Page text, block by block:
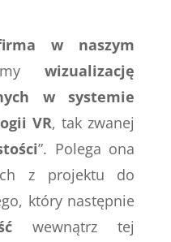
w naszym
wizualizację
w systemie
VR, tak zwanej
”. Polega ona
z projektu do
który następnie
wewnątrz tej